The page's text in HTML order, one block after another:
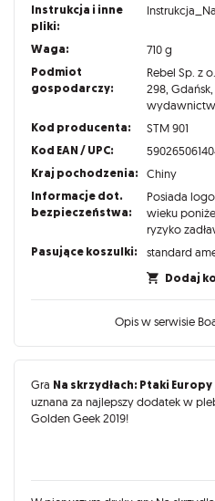
Instrukcja i inne
pliki:
Waga: 710 g
Podmiot
gospodarczy:
Rebel Sp. z
298, Gdańsk,
Kod producenta: STM 901
Kod EAN / UPC:
Kraj pochodzenia: Chiny
Informacje dot.
bezpieczeństwa:
Posiada
wieku
ryzyko
Pasujące koszulki: standard
Dodaj
Opis w serwisie
Gra Na skrzydłach: Ptaki Europy
uznana za najlepszy dodatek w
Golden Geek 2019!